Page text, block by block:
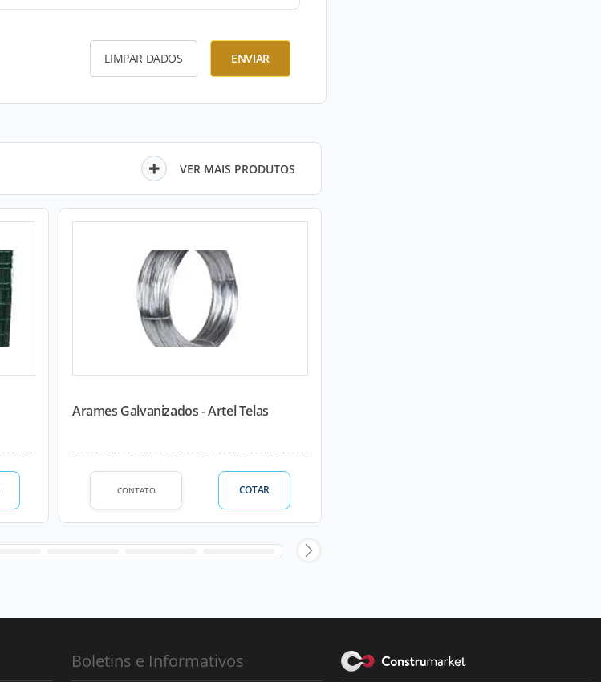
LIMPAR DADOS ENVIAR
VER MAIS PRODUTOS
Arames Galvanizados - Artel Telas
CONTATO COTAR
Boletins e Informativos